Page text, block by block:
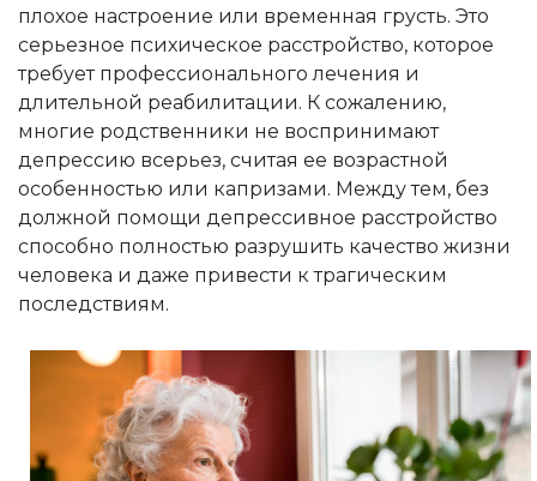
плохое настроение или временная грусть. Это
серьезное психическое расстройство, которое
требует профессионального лечения и
длительной реабилитации. К сожалению,
многие родственники не воспринимают
депрессию всерьез, считая ее возрастной
особенностью или капризами. Между тем, без
должной помощи депрессивное расстройство
способно полностью разрушить качество жизни
человека и даже привести к трагическим
последствиям.